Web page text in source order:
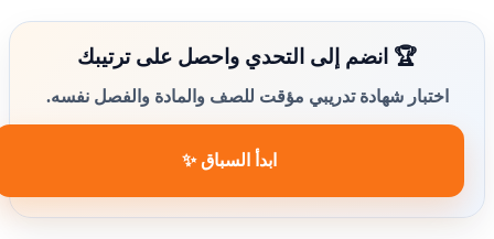
🏆 انضم إلى التحدي واحصل على ترتيبك
اختبار شهادة تدريبي مؤقت للصف والمادة والفصل نفسه.
ابدأ السباق ✨